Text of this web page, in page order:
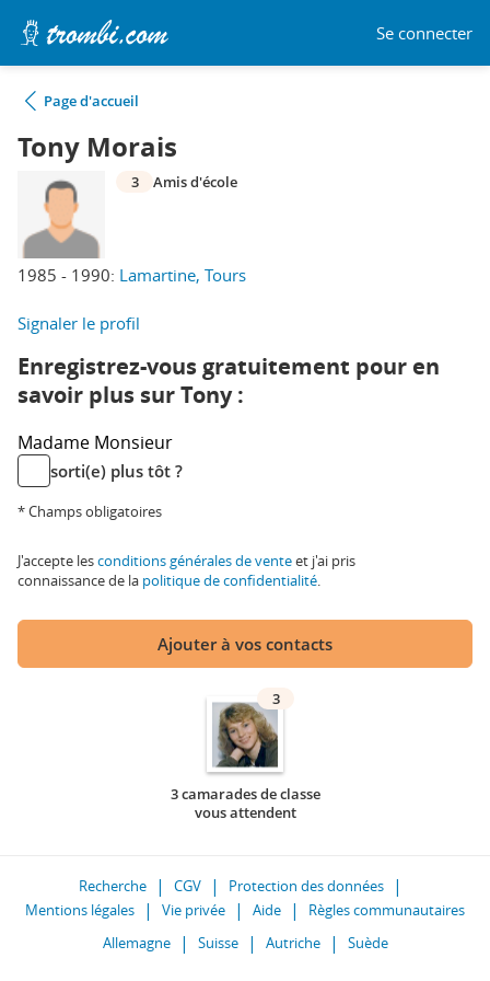
Se connecter
Page d'accueil
Tony Morais
1985 - 1990: Lamartine, Tours
3 Amis d'école
Signaler le profil
Enregistrez-vous gratuitement pour en
savoir plus sur Tony :
Madame Monsieur
sorti(e) plus tôt ?
* Champs obligatoires
J'accepte lesconditions générales de venteet j'ai pris
connaissance de la politique de confidentialité.
Ajouter à vos contacts
3
3 camarades de classe
vous attendent
Recherche CGV
Protection des données
Mentions légales
Vie privée Aide
Règles communautaires
Allemagne
Suisse Autriche Suède